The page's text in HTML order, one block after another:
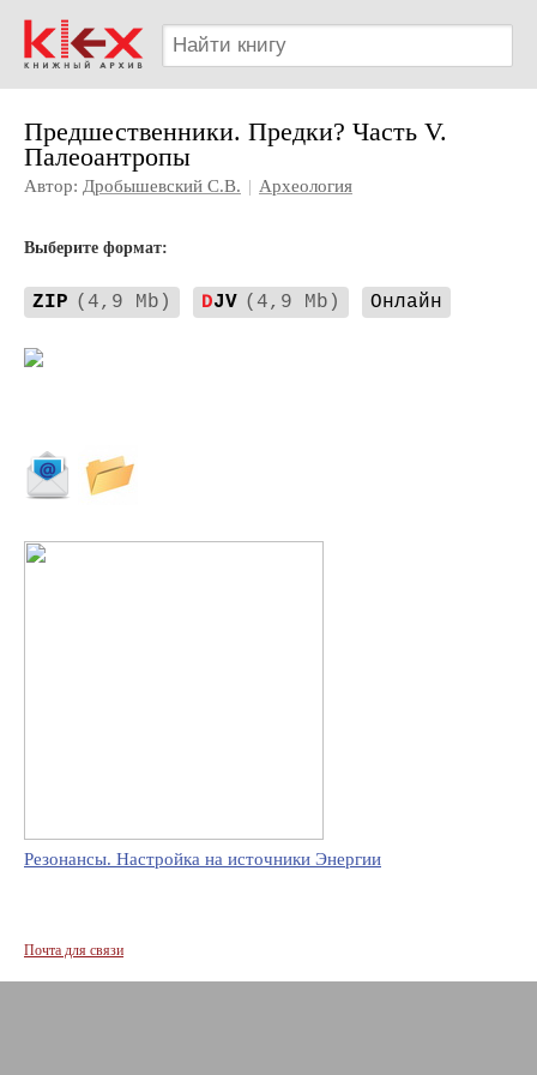
Предшественники. Предки? Часть V.
Палеоантропы
Автор: Дробышевский С.В. | Археология
Выберите формат:
ZIP (4,9 Mb) DJV (4,9 Mb) Онлайн
Резонансы. Настройка на источники Энергии
Почта для связи